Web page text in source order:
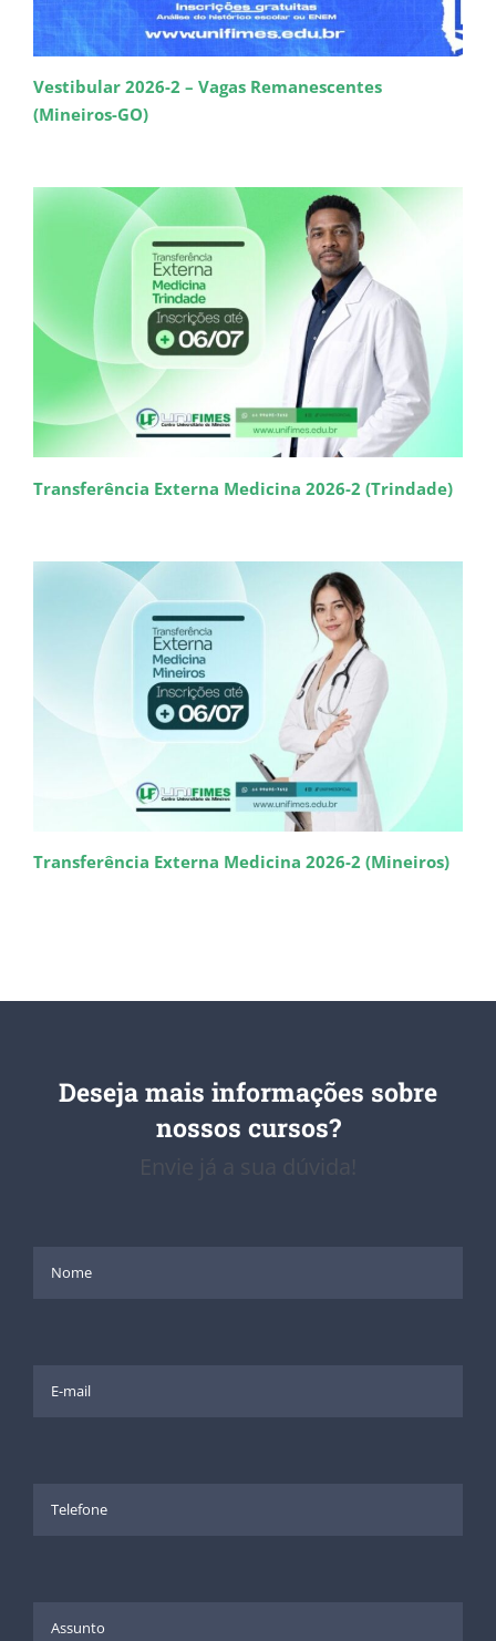
Vestibular 2026-2 – Vagas Remanescentes
(Mineiros-GO)
Transferência Externa Medicina 2026-2 (Trindade)
Transferência Externa Medicina 2026-2 (Mineiros)
Deseja mais informações sobre
nossos cursos?
Envie já a sua dúvida!